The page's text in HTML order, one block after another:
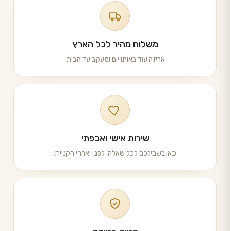
משלוח מהיר לכל הארץ
אריזה עוד באותו יום ומעקב עד הבית.
שירות אישי ואכפתי
כאן בשבילכם לכל שאלה, לפני ואחרי הקנייה.